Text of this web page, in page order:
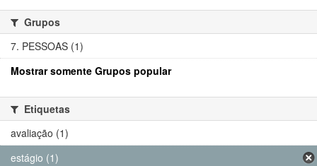
Grupos
7. PESSOAS (1)
Mostrar somente Grupos popular
Etiquetas
avaliação (1)
estágio (1)